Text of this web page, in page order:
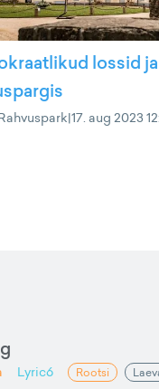
lossid
|17. aug 2023
Lyric6 Rootsi